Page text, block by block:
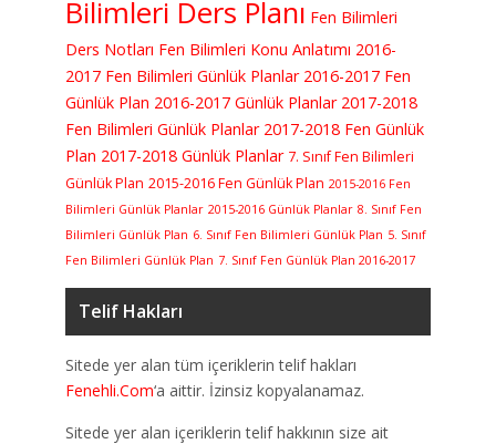
Bilimleri Ders Planı Fen Bilimleri
Ders Notları Fen Bilimleri Konu Anlatımı 2016-
2017 Fen Bilimleri Günlük Planlar 2016-2017 Fen
Günlük Plan 2016-2017 Günlük Planlar 2017-2018
Fen Bilimleri Günlük Planlar 2017-2018 Fen Günlük
Plan 2017-2018 Günlük Planlar 7. Sınıf Fen Bilimleri
Günlük Plan 2015-2016 Fen Günlük Plan 2015-2016 Fen
Bilimleri Günlük Planlar 2015-2016 Günlük Planlar 8. Sınıf Fen
Bilimleri Günlük Plan 6. Sınıf Fen Bilimleri Günlük Plan 5. Sınıf
Fen Bilimleri Günlük Plan 7. Sınıf Fen Günlük Plan 2016-2017
Telif Hakları
Sitede yer alan tüm içeriklerin telif hakları
Fenehli.Com‘a aittir. İzinsiz kopyalanamaz.
Sitede yer alan içeriklerin telif hakkının size ait